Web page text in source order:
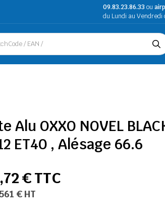
09.83.23.86.33ou
du Lundi au Vendredi
Alu OXXO NOVEL
ET40 , Alésage 66.6
€ TTC
€ HT